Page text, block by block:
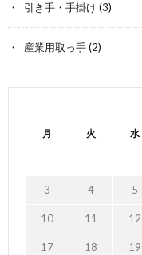
引き手・手掛け (3)
産業用取っ手(2)
月 火 水
3 4 5
10 11 12
17 18 19